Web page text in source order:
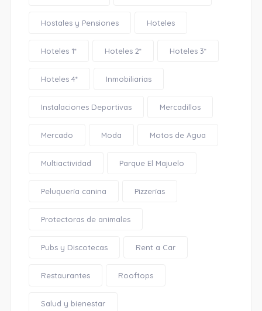
Hostales y Pensiones Hoteles
Hoteles 1* Hoteles 2* Hoteles 3*
Hoteles 4* Inmobiliarias
Instalaciones Deportivas Mercadillos
Mercado Moda Motos de Agua
Multiactividad Parque El Majuelo
Peluquería canina Pizzerías
Protectoras de animales
Pubs y Discotecas Rent a Car
Restaurantes Rooftops
Salud y bienestar